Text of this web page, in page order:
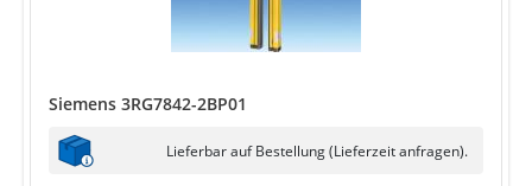
Siemens 3RG7842-2BP01
Lieferbar auf Bestellung (Lieferzeit anfragen).